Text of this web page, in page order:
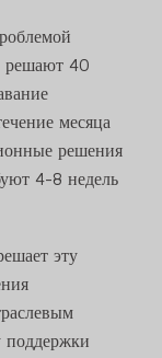
решают 40
месяца
решения
4-8 недель
эту